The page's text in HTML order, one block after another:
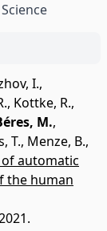
I.,
, Kottke, R.,
M.,
T., Menze, B.,
automatic
the human